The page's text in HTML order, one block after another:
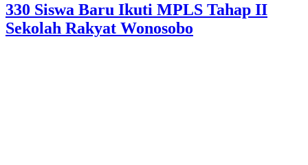
330 Siswa Baru Ikuti MPLS Tahap II
Sekolah Rakyat Wonosobo